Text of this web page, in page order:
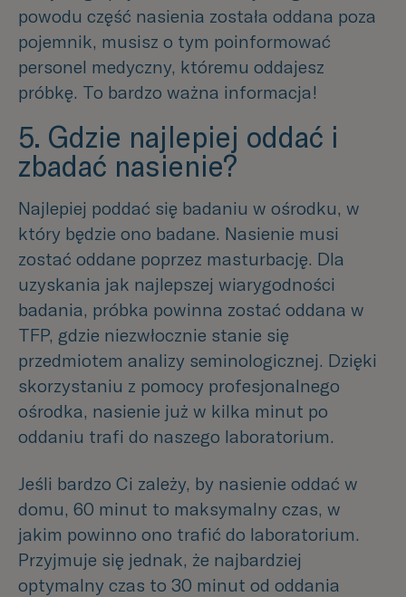
powodu część nasienia została oddana poza
pojemnik, musisz o tym poinformować
personel medyczny, któremu oddajesz
próbkę. To bardzo ważna informacja!
5. Gdzie najlepiej oddać i
zbadać nasienie?
Najlepiej poddać się badaniu w ośrodku, w
który będzie ono badane. Nasienie musi
zostać oddane poprzez masturbację. Dla
uzyskania jak najlepszej wiarygodności
badania, próbka powinna zostać oddana w
TFP, gdzie niezwłocznie stanie się
przedmiotem analizy seminologicznej. Dzięki
skorzystaniu z pomocy profesjonalnego
ośrodka, nasienie już w kilka minut po
oddaniu trafi do naszego laboratorium.
Jeśli bardzo Ci zależy, by nasienie oddać w
domu, 60 minut to maksymalny czas, w
jakim powinno ono trafić do laboratorium.
Przyjmuje się jednak, że najbardziej
optymalny czas to 30 minut od oddania